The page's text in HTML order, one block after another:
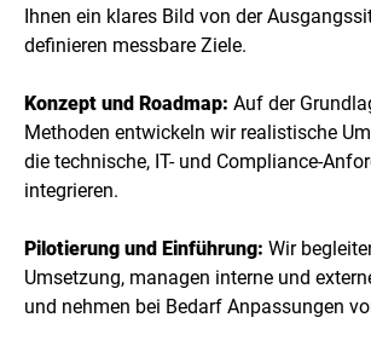
Ihnen ein klares Bild von der
definieren messbare Ziele.
Konzept und Roadmap: Auf der
Methoden entwickeln wir realistische
die technische, IT- und Compliance-
integrieren.
Pilotierung und Einführung: Wir
Umsetzung, managen interne und
und nehmen bei Bedarf Anpassungen